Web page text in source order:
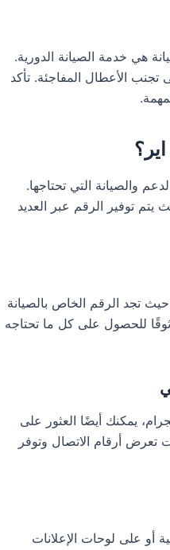
هي خدمة الصيانة الدورية.
تجنب الأعطال المفاجئة. تأكد
والصيانة التي تحتاجها.
توفير الرقم عبر العديد
تجد الرقم الخاص بالصيانة
للحصول على كل ما تحتاجه
يمكنك أيضًا العثور على
أرقام الاتصال وتوفر
أو على لوحات الإعلانات